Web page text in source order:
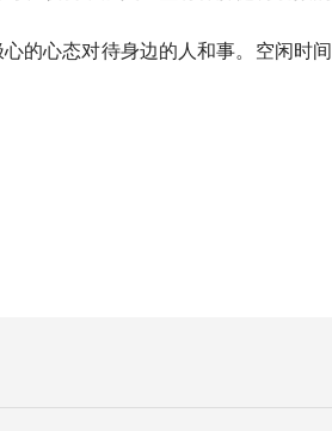
的心态对待身边的人和事。空闲时间